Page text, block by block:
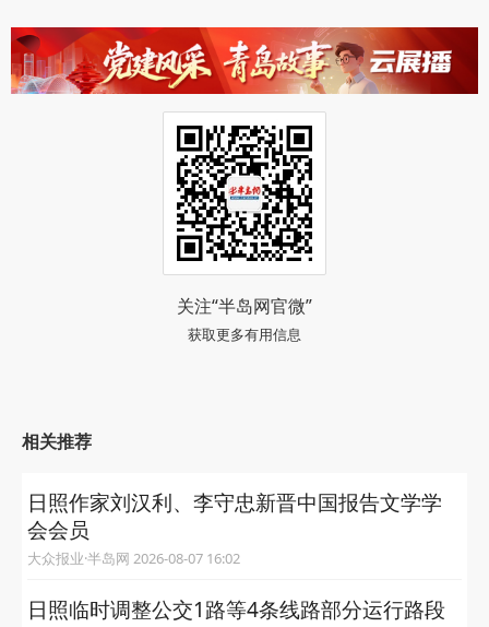
关注“半岛网官微”
获取更多有用信息
相关推荐
日照作家刘汉利、李守忠新晋中国报告文学学
会会员
大众报业·半岛网 2026-08-07 16:02
日照临时调整公交1路等4条线路部分运行路段